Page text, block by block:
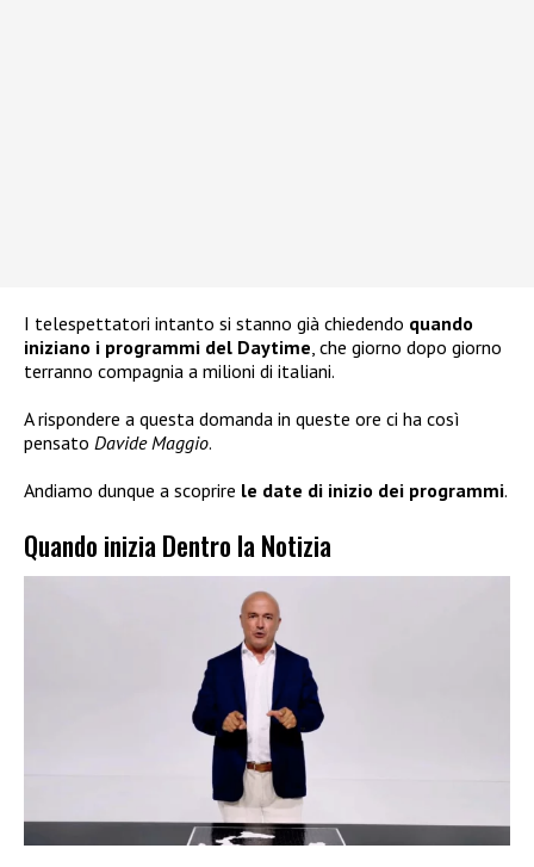
I telespettatori intanto si stanno già chiedendo quando
iniziano i programmi del Daytime, che giorno dopo giorno
terranno compagnia a milioni di italiani.
A rispondere a questa domanda in queste ore ci ha così
pensato Davide Maggio.
Andiamo dunque a scoprire le date di inizio dei programmi.
Quando inizia Dentro la Notizia